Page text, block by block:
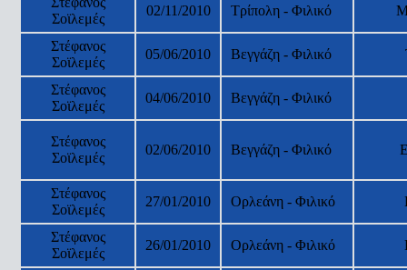
Σοϊλεμές
02/11/2010 Τρίπολη - Φιλικό
Στέφανος
Σοϊλεμές
05/06/2010 Βεγγάζη - Φιλικό
Στέφανος
Σοϊλεμές
04/06/2010 Βεγγάζη - Φιλικό
Στέφανος
Σοϊλεμές
02/06/2010 Βεγγάζη - Φιλικό
Στέφανος
Σοϊλεμές
27/01/2010 Ορλεάνη - Φιλικό
Στέφανος
Σοϊλεμές
26/01/2010 Ορλεάνη - Φιλικό